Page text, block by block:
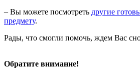
– Вы можете посмотреть другие
предмету.
Рады, что смогли помочь, ждем Вас
Обратите внимание!